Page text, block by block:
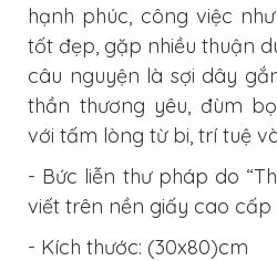
hạnh phúc, công việc
tốt đẹp, gặp nhiều thuận
câu nguyện là sợi dây
thần thương yêu, đùm
với tấm lòng từ bi, trí tuệ
- Bức liễn thư pháp do
viết trên nền giấy cao cấp
- Kích thước: (30x80)cm